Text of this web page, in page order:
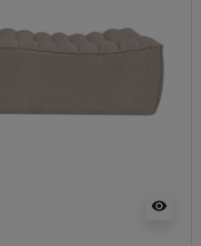
visibility